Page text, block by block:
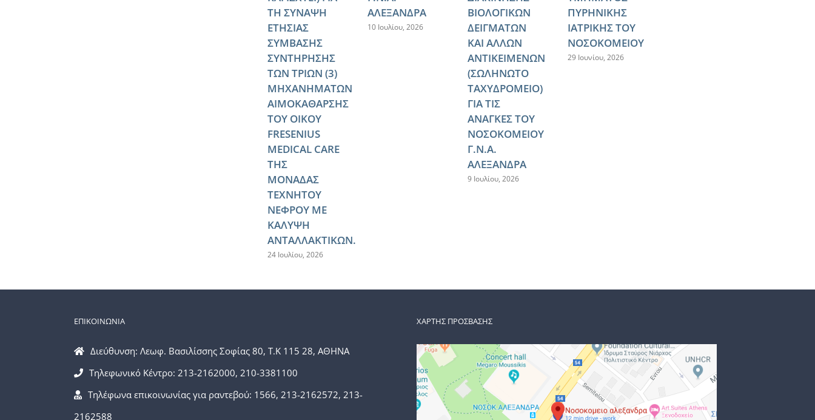
ΤΗ ΣΥΝΑΨΗ
ΕΤΗΣΙΑΣ
ΣΥΜΒΑΣΗΣ
ΣΥΝΤΗΡΗΣΗΣ
ΤΩΝ ΤΡΙΩΝ (3)
ΜΗΧΑΝΗΜΑΤΩΝ
ΑΙΜΟΚΑΘΑΡΣΗΣ
ΤΟΥ ΟΙΚΟΥ
FRESENIUS
MEDICAL CARE
ΤΗΣ
ΜΟΝΑΔΑΣ
ΤΕΧΝΗΤΟΥ
ΝΕΦΡΟΥ ΜΕ
ΚΑΛΥΨΗ
ΑΝΤΑΛΛΑΚΤΙΚΩΝ.
24 Ιουλίου, 2026
ΑΛΕΞΑΝΔΡΑ
10 Ιουλίου, 2026
ΒΙΟΛΟΓΙΚΩΝ
ΔΕΙΓΜΑΤΩΝ
ΚΑΙ ΑΛΛΩΝ
ΑΝΤΙΚΕΙΜΕΝΩΝ
(ΣΩΛΗΝΩΤΟ
ΤΑΧΥΔΡΟΜΕΙΟ)
ΓΙΑ ΤΙΣ
ΑΝΑΓΚΕΣ ΤΟΥ
ΝΟΣΟΚΟΜΕΙΟΥ
Γ.Ν.Α.
ΑΛΕΞΑΝΔΡΑ
9 Ιουλίου, 2026
ΠΥΡΗΝΙΚΗΣ
ΙΑΤΡΙΚΗΣ ΤΟΥ
ΝΟΣΟΚΟΜΕΙΟΥ
29 Ιουνίου, 2026
ΕΠΙΚΟΙΝΩΝΙΑ
Διεύθυνση: Λεωφ. Βασιλίσσης Σοφίας 80, Τ.Κ 115 28, ΑΘΗΝΑ
Τηλεφωνικό Κέντρο: 213-2162000, 210-3381100
Τηλέφωνα επικοινωνίας για ραντεβού: 1566, 213-2162572, 213-
2162588
ΧΑΡΤΗΣ ΠΡΟΣΒΑΣΗΣ